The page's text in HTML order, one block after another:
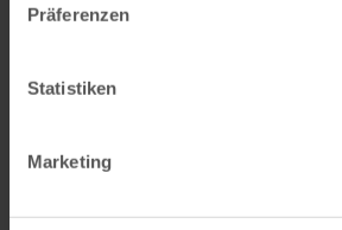
Präferenzen
Statistiken
Marketing